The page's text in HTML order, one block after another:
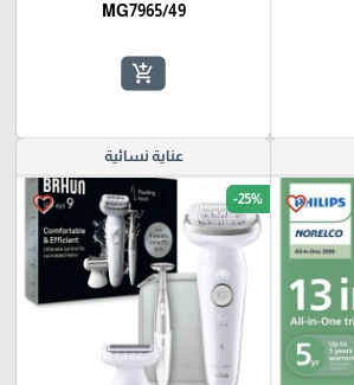
MG7965/49
add_shopping_cart
favorite_border
عناية نسائية
favorite_border -25%